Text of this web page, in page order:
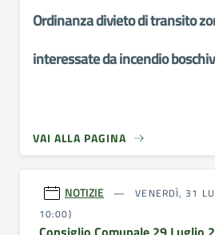
Ordinanza divieto di transito
interessate da incendio
VAI ALLA PAGINA
NOTIZIE
VENERDÌ, 31
10:00)